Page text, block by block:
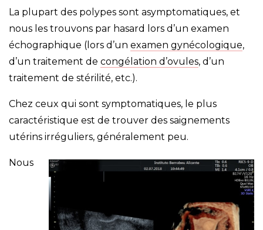
La plupart des polypes sont asymptomatiques, et
nous les trouvons par hasard lors d’un examen
échographique (lors d’un examen gynécologique,
d’un traitement de congélation d’ovules, d’un
traitement de stérilité, etc.).
Chez ceux qui sont symptomatiques, le plus
caractéristique est de trouver des saignements
utérins irréguliers, généralement peu.
Nous